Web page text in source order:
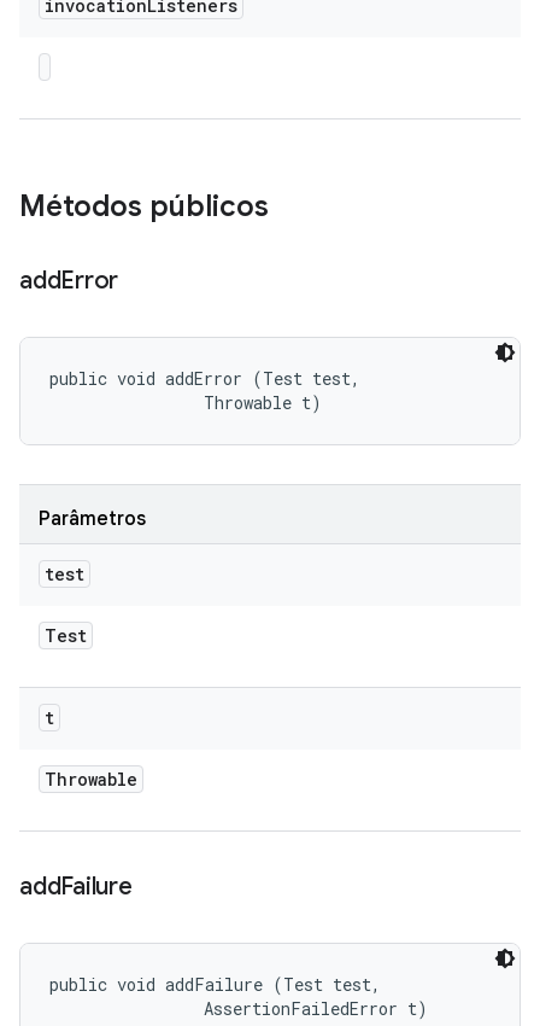
invocationListeners
Métodos públicos
addError
public void addError (Test test,
                Throwable t)
Parâmetros
test
Test
t
Throwable
addFailure
public void addFailure (Test test,
                AssertionFailedError t)